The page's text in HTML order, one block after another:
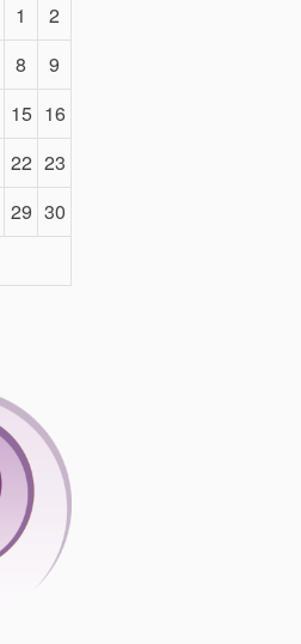
1
2
8
9
15 16
22 23
29 30